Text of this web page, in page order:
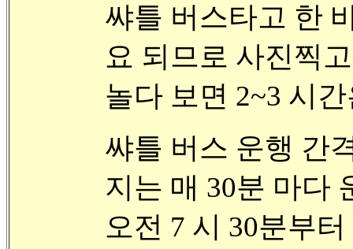
쌰틀 버스타고 한
요 되므로 사진찍고
놀다 보면 2~3 시
쌰틀 버스 운행 간
지는 매 30분 마다
오전 7 시 30분부